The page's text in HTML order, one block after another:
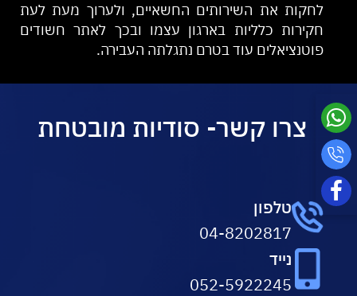
לחקות את השירותים החשאיים, ולערוך מעת לעת
חקירות כלליות בארגון עצמו ובכך לאתר חשודים
פוטנציאלים עוד בטרם נתגלתה העבירה.
צרו קשר- סודיות מובטחת
טלפון
04-8202817
נייד
052-5922245